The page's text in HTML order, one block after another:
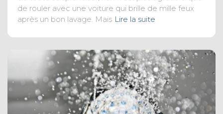
de rouler avec une voiture qui brille de mille feux
après un bon lavage. Mais Lire la suite